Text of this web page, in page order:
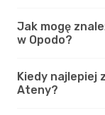
Jak mogę
w Opodo?
Kiedy najlepiej
Ateny?